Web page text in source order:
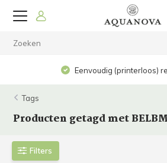
Eenvoudig (printerloos)
Tags
Producten getagd met
Filters